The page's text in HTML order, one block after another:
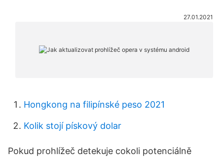
27.01.2021
Hongkong na filipínské peso 2021
Kolik stojí pískový dolar
Pokud prohlížeč detekuje cokoli potenciálně